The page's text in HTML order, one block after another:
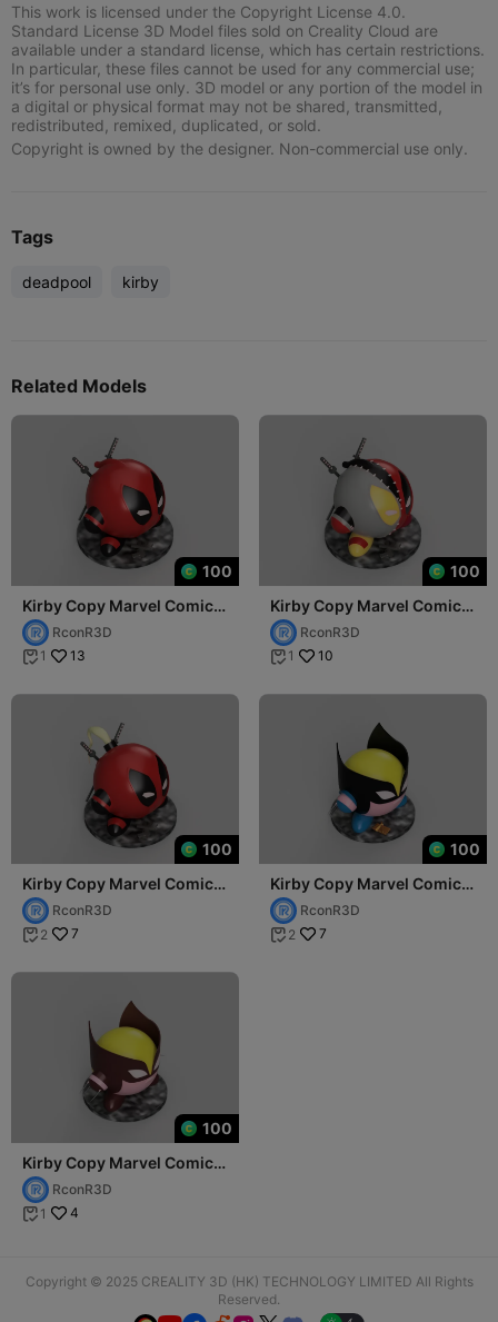
This work is licensed under the Copyright License 4.0.
Standard License 3D Model files sold on Creality Cloud are
available under a standard license, which has certain restrictions.
In particular, these files cannot be used for any commercial use;
it’s for personal use only. 3D model or any portion of the model in
a digital or physical format may not be shared, transmitted,
redistributed, remixed, duplicated, or sold.
Copyright is owned by the designer. Non-commercial use only.
Tags
deadpool kirby
Related Models
100
Kirby Copy Marvel Comics
Deadpool (Wade Wilson)
RconR3D
 1 13
100
Kirby Copy Marvel Comics
Evil Deadpool (Wade
Wilson)RconR3D
 1 10
100
Kirby Copy Marvel Comics
Lady Deadpool (Wanda
Wilson)RconR3D
 2 7
100
Kirby Copy Marvel Comics
Wolverine (Logan)
RconR3D
 2 7
100
Kirby Copy Marvel Comics
Dark Wolverine (Daken)
RconR3D
 1 4
Copyright © 2025 CREALITY 3D (HK) TECHNOLOGY LIMITED All Rights
Reserved.